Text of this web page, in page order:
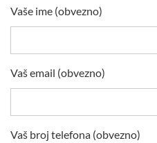
Vaše ime (obvezno)
Vaš email (obvezno)
Vaš broj telefona (obvezno)